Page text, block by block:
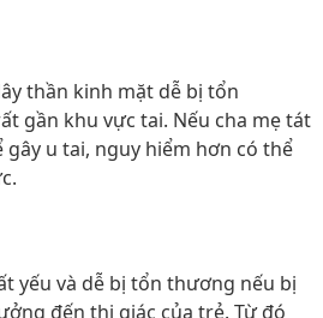
thần kinh mặt dễ bị tổn
gần khu vực tai. Nếu cha mẹ tát
u tai, nguy hiểm hơn có thể
yếu và dễ bị tổn thương nếu bị
đến thị giác của trẻ. Từ đó